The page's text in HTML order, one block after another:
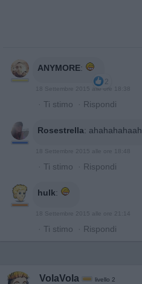
ANYMORE:
2
18 Settembre 2015 alle ore 18:38
· Ti stimo · Rispondi
Rosestrella: ahahahahaah
· Ti stimo · Rispondi
hulk:
· Ti stimo · Rispondi
VolaVola livello 2